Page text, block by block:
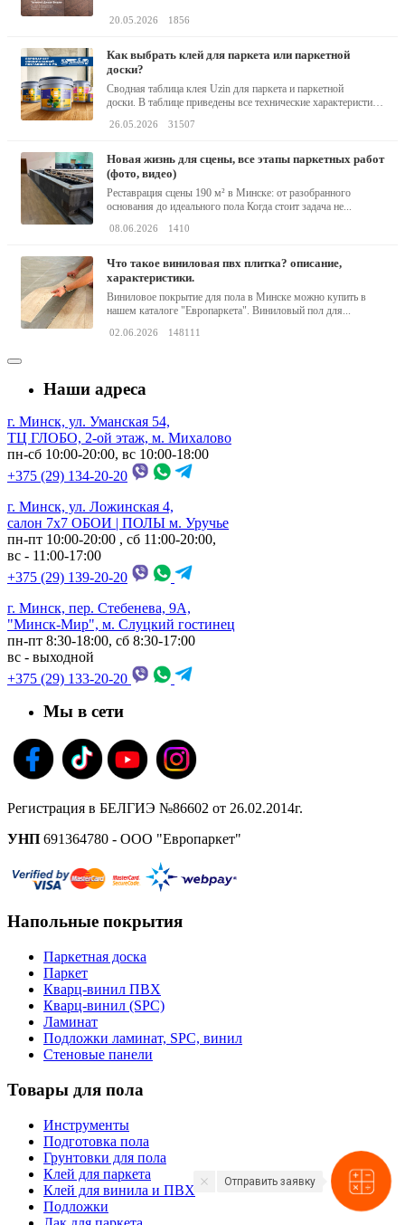
20.05.2026 1856
как выбрать клей для паркета или паркетной
доски?
Сводная таблица клея Uzin для паркета и паркетной
доски. В таблице приведены все технические характеристики
26.05.2026 31507
новая жизнь для сцены, все этапы паркетных работ
(фото, видео)
Реставрация сцены 190 м² в Минске: от разобранного
основания до идеального пола Когда стоит задача не...
08.06.2026 1410
что такое виниловая пвх плитка? описание,
характеристики.
Виниловое покрытие для пола в Минске можно купить в
нашем каталоге "Европаркета". Виниловый пол для...
02.06.2026 148111
Наши адреса
г. Минск, ул. Уманская 54,
ТЦ ГЛОБО, 2-ой этаж, м. Михалово
пн-сб 10:00-20:00, вс 10:00-18:00
+375 (29) 134-20-20
г. Минск, ул. Ложинская 4,
салон 7х7 ОБОИ | ПОЛЫ м. Уручье
пн-пт 10:00-20:00 , сб 11:00-20:00,
вс - 11:00-17:00
+375 (29) 139-20-20
г. Минск, пер. Стебенева, 9А,
"Минск-Мир", м. Слуцкий гостинец
пн-пт 8:30-18:00, сб 8:30-17:00
вс - выходной
+375 (29) 133-20-20
Мы в сети
Регистрация в БЕЛГИЭ №86602 от 26.02.2014г.
УНП 691364780 - ООО "Европаркет"
Напольные покрытия
Паркетная доска
Паркет
Кварц-винил ПВХ
Кварц-винил (SPC)
Ламинат
Подложки ламинат, SPC, винил
Стеновые панели
Товары для пола
Инструменты
Подготовка пола
Грунтовки для пола
Клей для паркета
Клей для винила и ПВХ
Подложки
Отправить заявку